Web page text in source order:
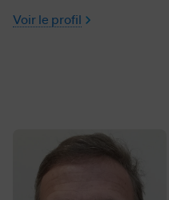
Voir le profil